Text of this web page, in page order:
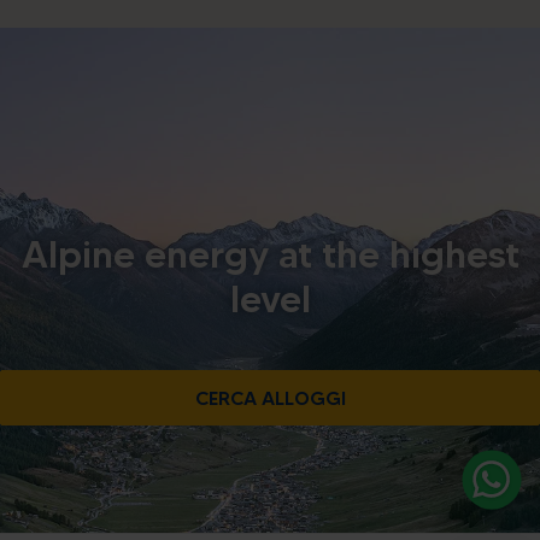
Alpine energy at the highest
level
CERCA ALLOGGI